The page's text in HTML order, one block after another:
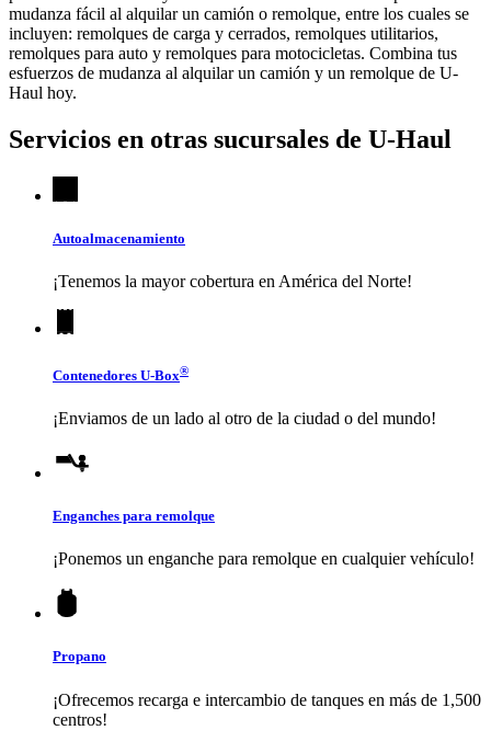
mudanza fácil al alquilar un camión o remolque, entre los cuales se
incluyen: remolques de carga y cerrados, remolques utilitarios,
remolques para auto y remolques para motocicletas. Combina tus
esfuerzos de mudanza al alquilar un camión y un remolque de U-
Haul hoy.
Servicios en otras sucursales de U-Haul
Autoalmacenamiento
¡Tenemos la mayor cobertura en América del Norte!
Contenedores U-Box®
¡Enviamos de un lado al otro de la ciudad o del mundo!
Enganches para remolque
¡Ponemos un enganche para remolque en cualquier vehículo!
Propano
¡Ofrecemos recarga e intercambio de tanques en más de 1,500
centros!